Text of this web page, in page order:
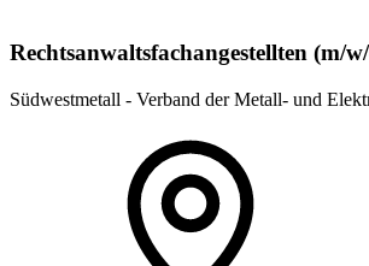
Rechtsanwaltsfachangestellten (m/
Südwestmetall - Verband der Metall- und